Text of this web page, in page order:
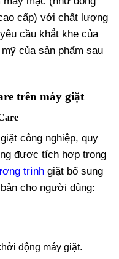
cấp) với chất lượng
cầu khắt khe của
của sản phẩm sau
trên máy giặt
công nghiệp, quy
được tích hợp trong
trình giặt bổ sung
cho người dùng:
động máy giặt.